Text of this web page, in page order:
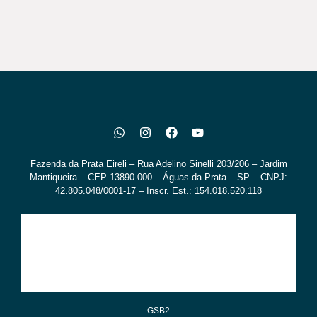
Fazenda da Prata Eireli – Rua Adelino Sinelli 203/206 – Jardim
Mantiqueira – CEP 13890-000 – Águas da Prata – SP – CNPJ:
42.805.048/0001-17 – Inscr. Est.: 154.018.520.118
GSB2